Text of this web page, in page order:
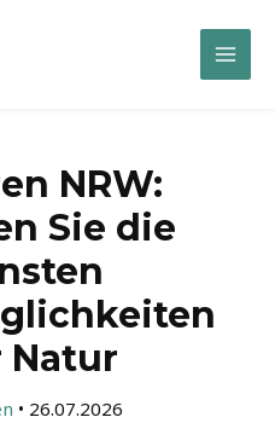
Main
NRW:
Sie die
Natur
• 26.07.2026